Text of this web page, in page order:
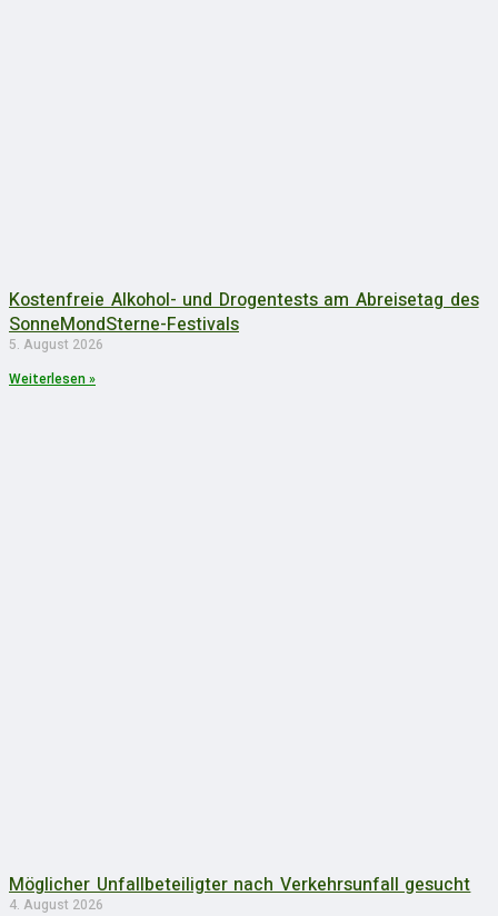
Kostenfreie Alkohol- und Drogentests am Abreisetag des
SonneMondSterne-Festivals
5. August 2026
Weiterlesen »
Möglicher Unfallbeteiligter nach Verkehrsunfall gesucht
4. August 2026